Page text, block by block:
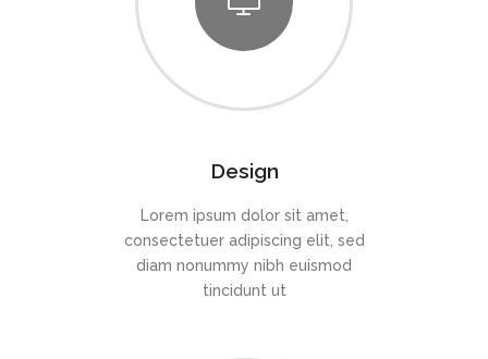
Design
Lorem ipsum dolor sit amet,
consectetuer adipiscing elit, sed
diam nonummy nibh euismod
tincidunt ut